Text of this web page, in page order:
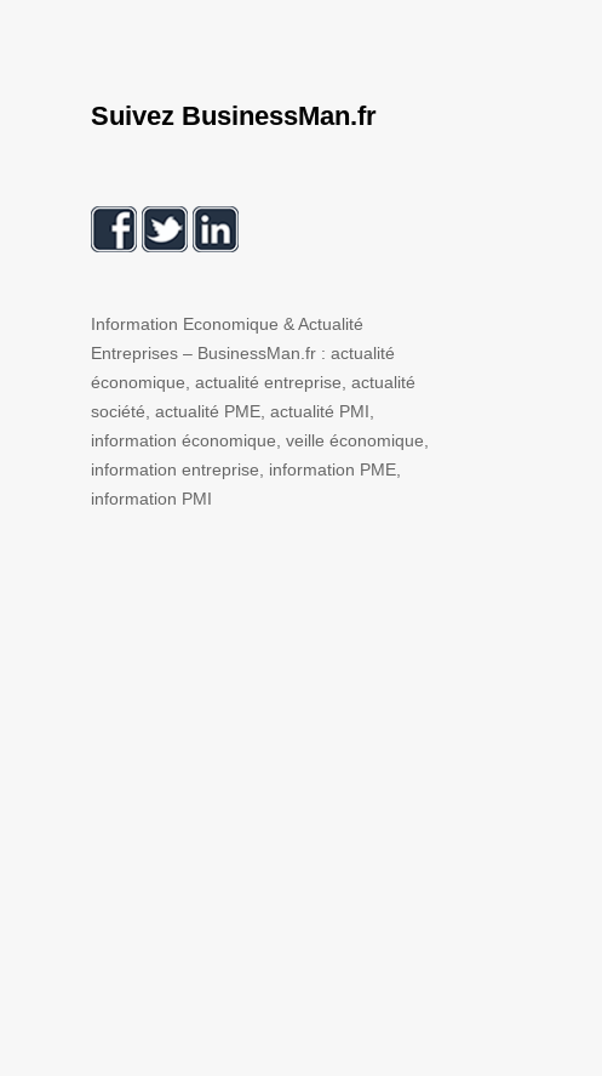
Suivez BusinessMan.fr
Information Economique & Actualité
Entreprises – BusinessMan.fr : actualité
économique, actualité entreprise, actualité
société, actualité PME, actualité PMI,
information économique, veille économique,
information entreprise, information PME,
information PMI